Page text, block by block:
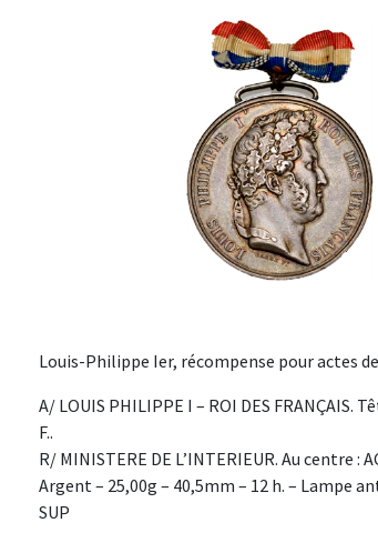
Louis-Philippe Ier, récompense pour actes
A/ LOUIS PHILIPPE I – ROI DES
F..
R/ MINISTERE DE L’INTERIEUR. Au centre
Argent – 25,00g – 40,5mm – 12 h. – Lampe
SUP